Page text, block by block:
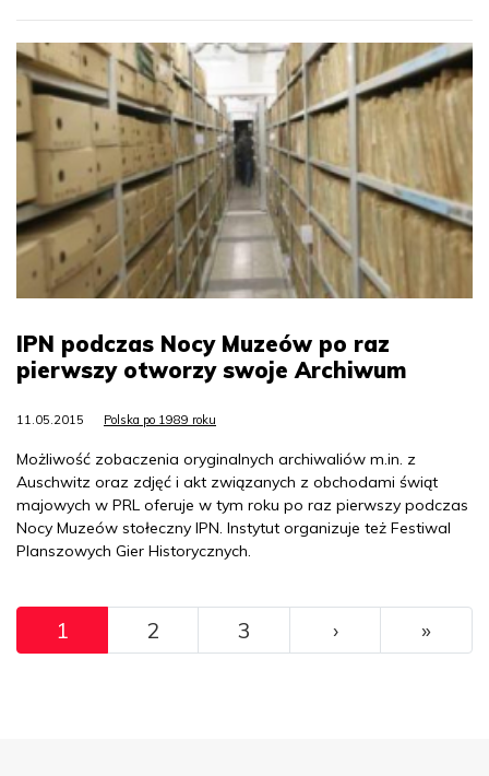
IPN podczas Nocy Muzeów po raz
pierwszy otworzy swoje Archiwum
11.05.2015 Polska po 1989 roku
Możliwość zobaczenia oryginalnych archiwaliów m.in. z
Auschwitz oraz zdjęć i akt związanych z obchodami świąt
majowych w PRL oferuje w tym roku po raz pierwszy podczas
Nocy Muzeów stołeczny IPN. Instytut organizuje też Festiwal
Planszowych Gier Historycznych.
Pagination
1 2 3 ››› »